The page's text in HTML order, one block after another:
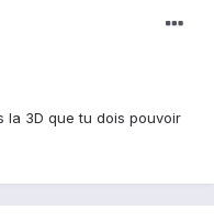
la 3D que tu dois pouvoir